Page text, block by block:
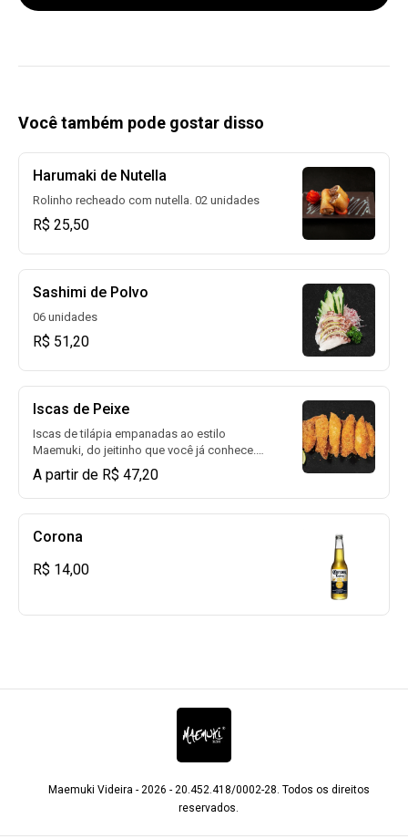
Você também pode gostar disso
Harumaki de Nutella
Rolinho recheado com nutella. 02 unidades
R$ 25,50
Sashimi de Polvo
06 unidades
R$ 51,20
Iscas de Peixe
Iscas de tilápia empanadas ao estilo
Maemuki, do jeitinho que você já conhece.
Perfeitas para finger food, elas são finas,
compridas e empanadas com farinha
panko, garantindo uma textura sequinha e
crocante.
A partir de R$ 47,20
Corona
R$ 14,00
Maemuki Videira - 2026 - 20.452.418/0002-28. Todos os direitos
reservados.